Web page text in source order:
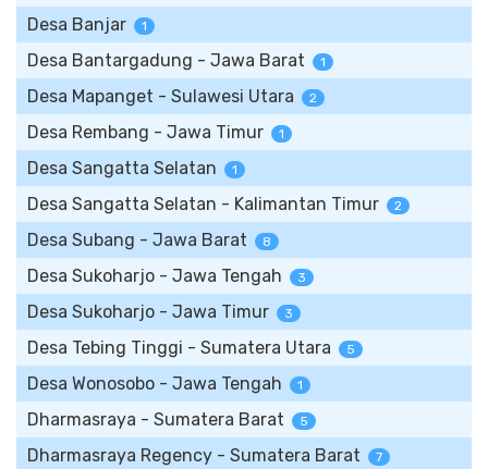
Desa Banjar 1
Desa Bantargadung - Jawa Barat 1
Desa Mapanget - Sulawesi Utara 2
Desa Rembang - Jawa Timur 1
Desa Sangatta Selatan 1
Desa Sangatta Selatan - Kalimantan Timur 2
Desa Subang - Jawa Barat 8
Desa Sukoharjo - Jawa Tengah 3
Desa Sukoharjo - Jawa Timur 3
Desa Tebing Tinggi - Sumatera Utara 5
Desa Wonosobo - Jawa Tengah 1
Dharmasraya - Sumatera Barat 5
Dharmasraya Regency - Sumatera Barat 7